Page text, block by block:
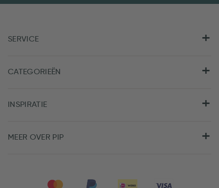
SERVICE
CATEGORIEËN
INSPIRATIE
MEER OVER PIP